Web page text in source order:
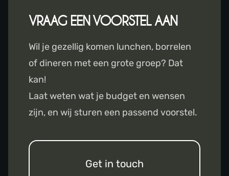
VRAAG EEN VOORSTEL AAN
Wil je gezellig komen lunchen, borrelen
of dineren met een grote groep? Dat
kan!
Laat weten wat je budget en wensen
zijn, en wij sturen een passend voorstel.
Get in touch